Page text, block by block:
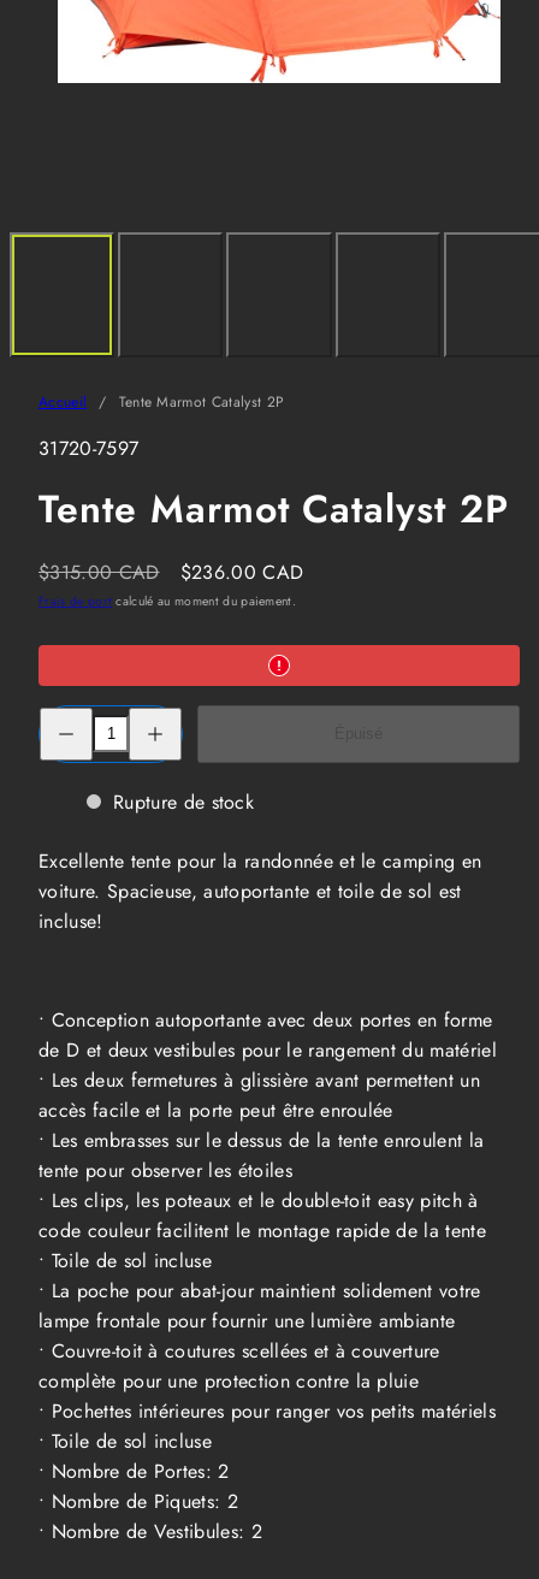
Accueil Tente Marmot Catalyst 2P
SKU:
31720-7597
Tente Marmot Catalyst 2P
Prix
habituel
$315.00 CAD
Prix
soldé
$236.00 CAD
Frais de port calculé au moment du paiement.
Réduire
la
quantité
Marmot
la
quantité
Marmot
Rupture de stock
Excellente tente pour la randonnée et le camping en
voiture. Spacieuse, autoportante et toile de sol est
incluse!
• Conception autoportante avec deux portes en forme
de D et deux vestibules pour le rangement du matériel
• Les deux fermetures à glissière avant permettent un
accès facile et la porte peut être enroulée
• Les embrasses sur le dessus de la tente enroulent la
tente pour observer les étoiles
• Les clips, les poteaux et le double-toit easy pitch à
code couleur facilitent le montage rapide de la tente
• Toile de sol incluse
• La poche pour abat-jour maintient solidement votre
lampe frontale pour fournir une lumière ambiante
• Couvre-toit à coutures scellées et à couverture
complète pour une protection contre la pluie
• Pochettes intérieures pour ranger vos petits matériels
• Toile de sol incluse
• Nombre de Portes: 2
• Nombre de Piquets: 2
• Nombre de Vestibules: 2